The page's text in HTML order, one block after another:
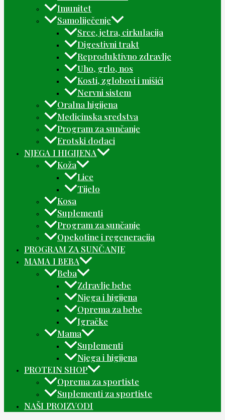
Imunitet
Samoliječenje
Srce, jetra, cirkulacija
Digestivni trakt
Reproduktivno zdravlje
Uho, grlo, nos
Kosti, zglobovi i mišići
Nervni sistem
Oralna higijena
Medicinska sredstva
Program za sunčanje
Erotski dodaci
NJEGA I HIGIJENA
Koža
Lice
Tijelo
Kosa
Suplementi
Program za sunčanje
Opekotine i regeneracija
PROGRAM ZA SUNČANJE
MAMA I BEBA
Beba
Zdravlje bebe
Njega i higijena
Oprema za bebe
Igračke
Mama
Suplementi
Njega i higijena
PROTEIN SHOP
Oprema za sportiste
Suplementi za sportiste
NAŠI PROIZVODI